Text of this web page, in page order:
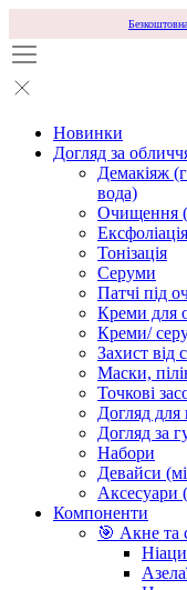
Новинки
Догляд за
Демакіяж
вода)
Очищення
Тонізація
Серуми
Патчі під
Креми для
Креми/
Захист від
Маски,
Точкові
Догляд для
Догляд за
Набори
Девайси
Аксесуари
Компоненти
🎯 Акне та